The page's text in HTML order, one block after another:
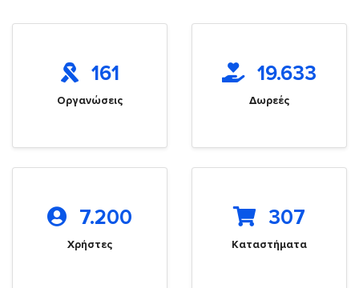
161
Οργανώσεις
19.633
Δωρεές
7.200
Χρήστες
307
Καταστήματα